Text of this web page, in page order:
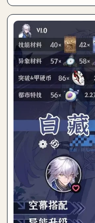
价值持续攀升的优质市场。 2026 年 7 月
——Yandex Ads于 20